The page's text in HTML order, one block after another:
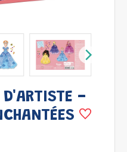
D'ARTISTE -